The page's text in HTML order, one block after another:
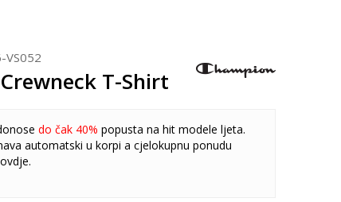
VS052
T-Shirt
do čak 40% popusta na hit modele ljeta.
automatski u korpi a cjelokupnu ponudu
ovdje.